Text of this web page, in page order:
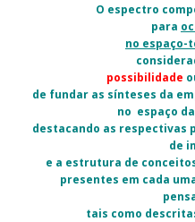
O espectro
para
no espaço-
possibilidade
de fundar as sínteses da
no espaço
destacando as respectivas
de
e a estrutura de
presentes em cada
tais como